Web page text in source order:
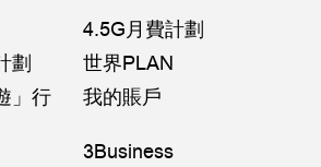
4.5G月費計劃
劃
世界PLAN
」行
我的賬戶
3Business